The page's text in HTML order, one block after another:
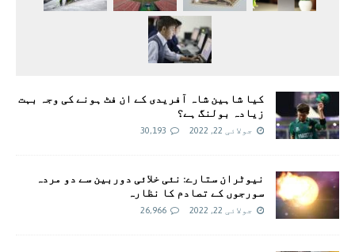
کیا شاہین شاہ آفریدی کے ان فٹ ہونے کی وجہ بہت
زیادہ بولنگ ہے؟
جولائی 22, 2022 30,193
نیوٹران ستارے: نئی خلائی دوربین سے دو مردہ
سورجوں کے تصادم کا نظارہ
جولائی 22, 2022 26,966